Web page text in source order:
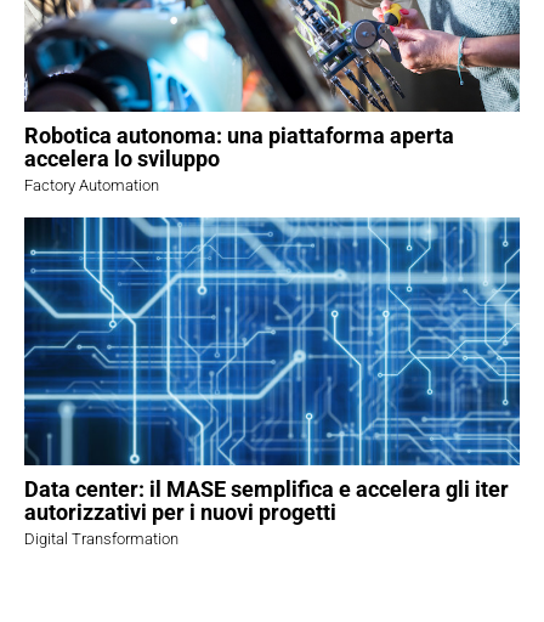
Robotica autonoma: una piattaforma aperta
accelera lo sviluppo
Factory Automation
Data center: il MASE semplifica e accelera gli iter
autorizzativi per i nuovi progetti
Digital Transformation